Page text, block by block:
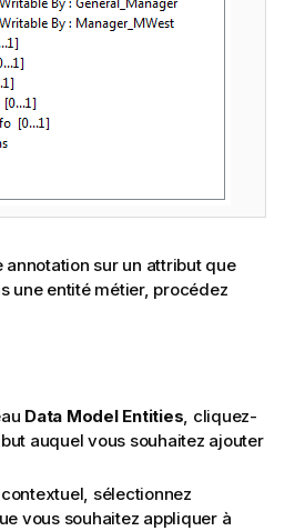
annotation sur un attribut que
une entité métier, procédez
Data Model Entities, cliquez-
auquel vous souhaitez ajouter
sélectionnez
vous souhaitez appliquer à